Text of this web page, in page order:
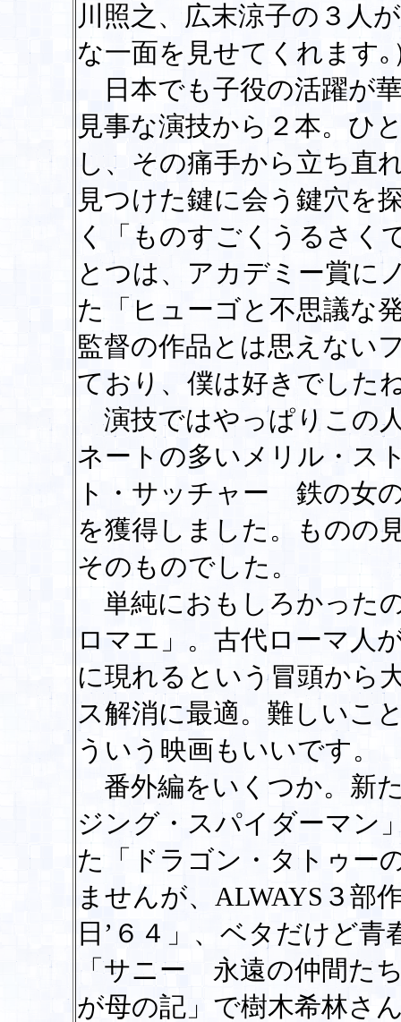
川照之、広末涼子の３人
な一面を見せてくれます｡
日本でも子役の活躍が
見事な演技から２本。ひ
し、その痛手から立ち直
見つけた鍵に会う鍵穴を
く「ものすごくうるさく
とつは、アカデミー賞に
た「ヒューゴと不思議な
監督の作品とは思えない
ており、僕は好きでした
演技ではやっぱりこの
ネートの多いメリル・ス
ト・サッチャー 鉄の女
を獲得しました。ものの
そのものでした。
単純におもしろかった
ロマエ」。古代ローマ人
に現れるという冒頭から
ス解消に最適。難しいこ
ういう映画もいいです。
番外編をいくつか。新
ジング・スパイダーマン
た「ドラゴン・タトゥー
ませんが、ALWAYS３部
日’６４」、ベタだけど
「サニー 永遠の仲間た
が母の記」で樹木希林さ